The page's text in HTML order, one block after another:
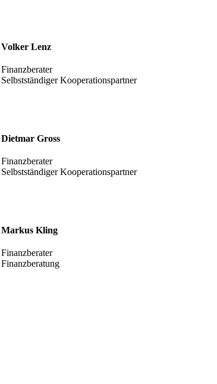
Volker Lenz
Finanzberater
Selbstständiger Kooperationspartner
Dietmar Gross
Finanzberater
Selbstständiger Kooperationspartner
Markus Kling
Finanzberater
Finanzberatung